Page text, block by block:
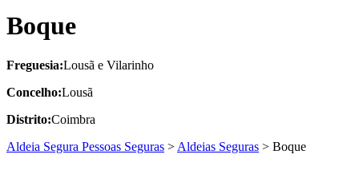
Boque
Freguesia:Lousã e Vilarinho
Concelho:Lousã
Distrito:Coimbra
Aldeia Segura Pessoas Seguras > Aldeias Seguras > Boque